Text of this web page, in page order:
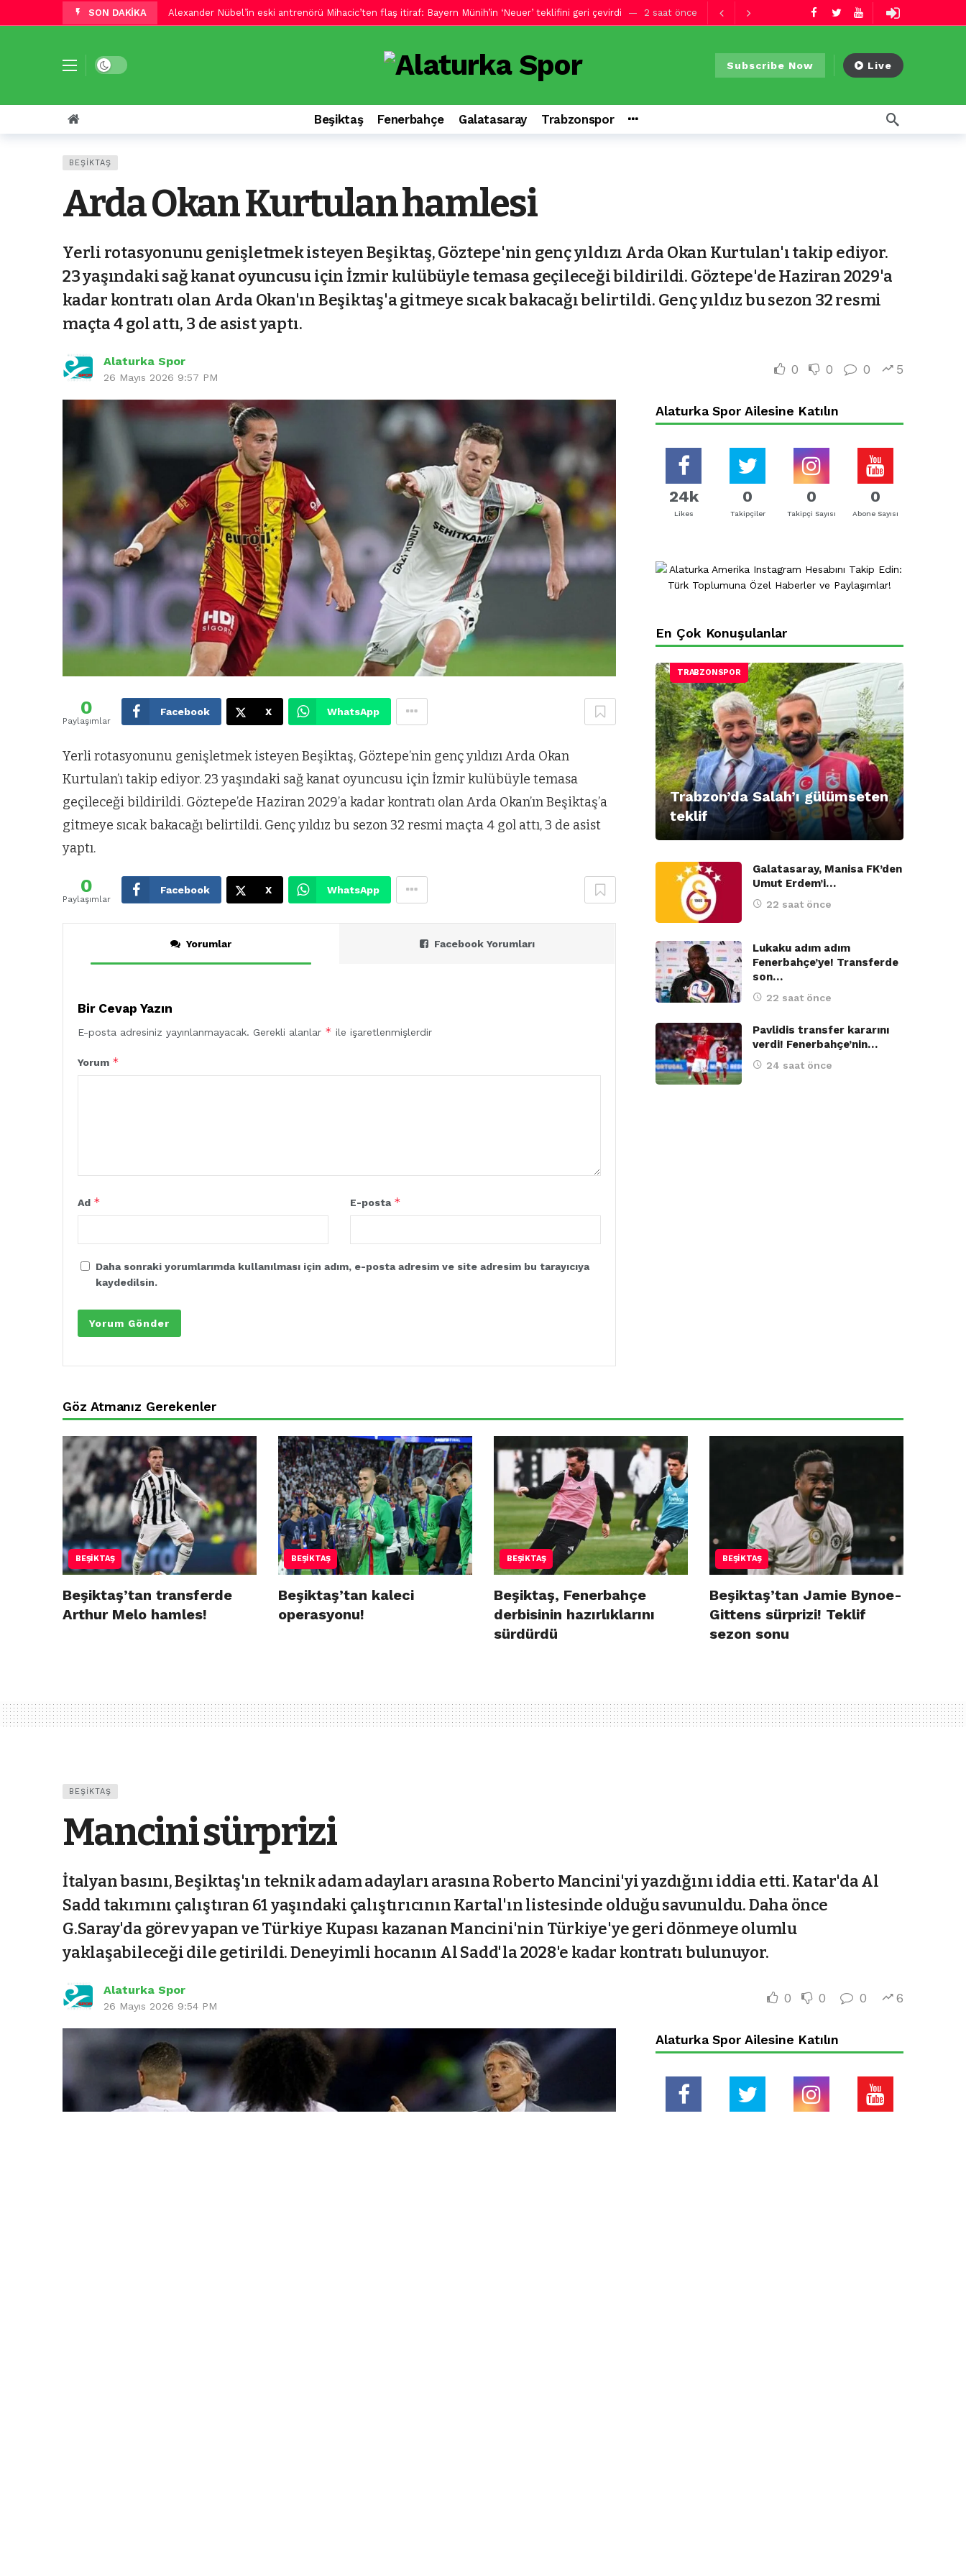
SON DAKİKA Alexander Nübel’in eski antrenörü Mihacic’ten flaş itiraf: Bayern Münih’in ‘Neuer’ teklifini geri çevirdi 2 saat önce
Fenerbahçe’de flaş ayrılık gelişmesi! Ülkesine dönüş hazırlıklarına başladı 3 saat önce
Galatasaray’dan orta sahaya bir takviye daha! Afrika basını duyurdu 4 saat önce
Beşiktaş’tan Joe Willock sürprizi! Anlaşma sağlandı 6 saat önce
Adalı’ya tepki 6 saat önce
Trabzonspor’da flaş Mitongo gelişmesi! Gelir gelmez gidebilir 1 saat önce
Dark mode Subscribe Now Live
Beşiktaş Fenerbahçe Galatasaray Trabzonspor
BEŞIKTAŞ
Arda Okan Kurtulan hamlesi
Yerli rotasyonunu genişletmek isteyen Beşiktaş, Göztepe'nin genç yıldızı Arda Okan Kurtulan'ı takip ediyor.
23 yaşındaki sağ kanat oyuncusu için İzmir kulübüyle temasa geçileceği bildirildi. Göztepe'de Haziran 2029'a
kadar kontratı olan Arda Okan'ın Beşiktaş'a gitmeye sıcak bakacağı belirtildi. Genç yıldız bu sezon 32 resmi
maçta 4 gol attı, 3 de asist yaptı.
Alaturka Spor
26 Mayıs 2026 9:57 PM
0 0 0 5
0
Paylaşımlar
Facebook X WhatsApp
Yerli rotasyonunu genişletmek isteyen Beşiktaş, Göztepe’nin genç yıldızı Arda Okan
Kurtulan’ı takip ediyor. 23 yaşındaki sağ kanat oyuncusu için İzmir kulübüyle temasa
geçileceği bildirildi. Göztepe’de Haziran 2029’a kadar kontratı olan Arda Okan’ın Beşiktaş’a
gitmeye sıcak bakacağı belirtildi. Genç yıldız bu sezon 32 resmi maçta 4 gol attı, 3 de asist
yaptı.
0
Paylaşımlar
Facebook X WhatsApp
Yorumlar Facebook Yorumları
Bir Cevap Yazın
E-posta adresiniz yayınlanmayacak. Gerekli alanlar * ile işaretlenmişlerdir
Yorum *
Ad * E-posta *
Daha sonraki yorumlarımda kullanılması için adım, e-posta adresim ve site adresim bu tarayıcıya
kaydedilsin.
Alaturka Spor Ailesine Katılın
24k
Likes
0
Takipçiler
0
Takipçi Sayısı
0
Abone Sayısı
En Çok Konuşulanlar
TRABZONSPOR
Trabzon’da Salah’ı gülümseten
teklif
Galatasaray, Manisa FK’den
Umut Erdem’i…
22 saat önce
Lukaku adım adım
Fenerbahçe’ye! Transferde
son…
22 saat önce
Pavlidis transfer kararını
verdi! Fenerbahçe’nin…
24 saat önce
Göz Atmanız Gerekenler
BEŞIKTAŞ
Beşiktaş’tan transferde
Arthur Melo hamles!
BEŞIKTAŞ
Beşiktaş’tan kaleci
operasyonu!
BEŞIKTAŞ
Beşiktaş, Fenerbahçe
derbisinin hazırlıklarını
sürdürdü
BEŞIKTAŞ
Beşiktaş’tan Jamie Bynoe-
Gittens sürprizi! Teklif
sezon sonu
BEŞIKTAŞ
Mancini sürprizi
İtalyan basını, Beşiktaş'ın teknik adam adayları arasına Roberto Mancini'yi yazdığını iddia etti. Katar'da Al
Sadd takımını çalıştıran 61 yaşındaki çalıştırıcının Kartal'ın listesinde olduğu savunuldu. Daha önce
G.Saray'da görev yapan ve Türkiye Kupası kazanan Mancini'nin Türkiye'ye geri dönmeye olumlu
yaklaşabileceği dile getirildi. Deneyimli hocanın Al Sadd'la 2028'e kadar kontratı bulunuyor.
Alaturka Spor
26 Mayıs 2026 9:54 PM
0 0 0 6
Alaturka Spor Ailesine Katılın